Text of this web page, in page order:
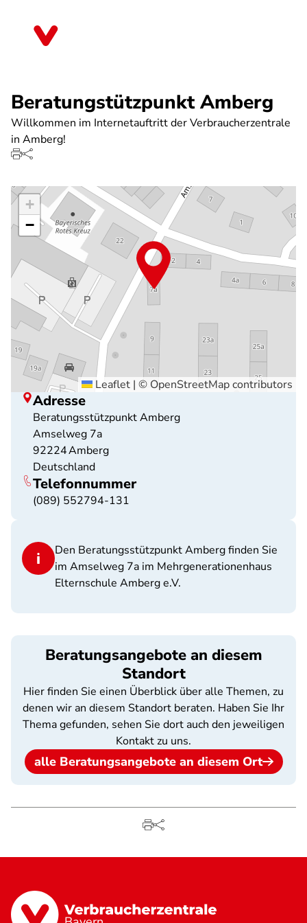
Beratungstützpunkt Amberg
Willkommen im Internetauftritt der Verbraucherzentrale
in Amberg!
+
−
Leaflet | © OpenStreetMapcontributors
Adresse
Beratungsstützpunkt Amberg
Amselweg 7a
92224Amberg
Deutschland
Telefonnummer
(089) 552794-131
Den Beratungsstützpunkt Amberg finden Sie
im Amselweg 7a im Mehrgenerationenhaus
Elternschule Amberg e.V.
Beratungsangebote an diesem
Standort
Hier finden Sie einen Überblick über alle Themen, zu
denen wir an diesem Standort beraten. Haben Sie Ihr
Thema gefunden, sehen Sie dort auch den jeweiligen
Kontakt zu uns.
alle Beratungsangebote an diesem Ort